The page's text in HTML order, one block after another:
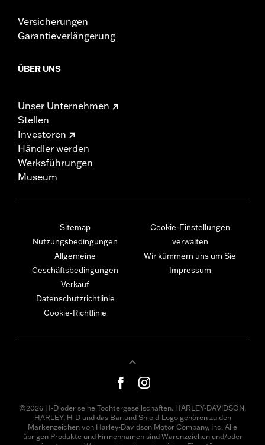
Versicherungen
Garantieverlängerung
ÜBER UNS
Unser Unternehmen
Stellen
Investoren
Händler werden
Werksführungen
Museum
Sitemap
Nutzungsbedingungen
Allgemeine
Geschäftsbedingungen
Verkauf
Datenschutzrichtlinie
Cookie-Richtlinie
Cookie-Einstellungen
verwalten
Wir kümmern uns um Sie
Impressum
©2026 H-D oder seine Tochtergesellschaften. HARLEY-DAVIDSON,
HARLEY, H-D und das Bar und Shield-Logo gehören zu den
Markenzeichen von Harley-Davidson Motor Company, Inc. Alle
übrigen Produkte und Firmennamen sind Warenzeichen und/oder